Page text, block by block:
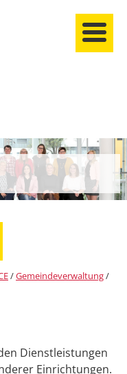
anmelden
/Gemeindeverwaltung/
Dienstleistungen
Einrichtungen.